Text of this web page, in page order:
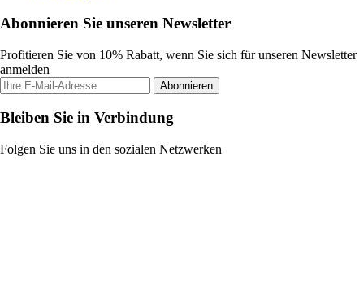
Abonnieren Sie unseren Newsletter
Profitieren Sie von 10% Rabatt, wenn Sie sich für unseren Newsletter
anmelden
Abonnieren
Bleiben Sie in Verbindung
Folgen Sie uns in den sozialen Netzwerken